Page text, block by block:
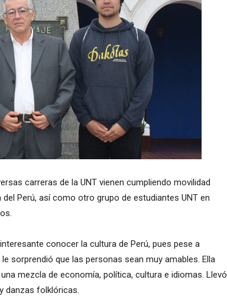
carreras de la UNT vienen cumpliendo movilidad
Perú, así como otro grupo de estudiantes UNT en
conocer la cultura de Perú, pues pese a
sorprendió que las personas sean muy amables. Ella
mezcla de economía, política, cultura e idiomas. Llevó
danzas folklóricas.